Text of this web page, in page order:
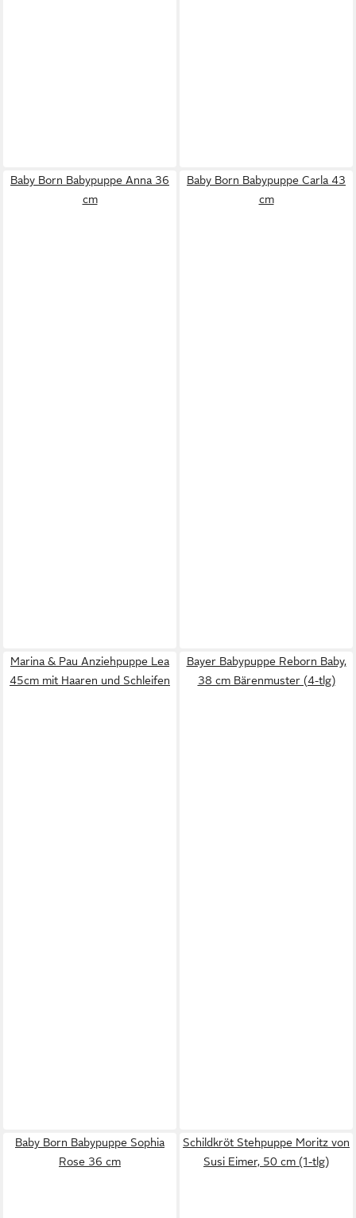
Baby Born Babypuppe Anna 36
cm
Baby Born Babypuppe Carla 43
cm
Marina & Pau Anziehpuppe Lea
45cm mit Haaren und Schleifen
Bayer Babypuppe Reborn Baby,
38 cm Bärenmuster (4-tlg)
Baby Born Babypuppe Sophia
Rose 36 cm
Schildkröt Stehpuppe Moritz von
Susi Eimer, 50 cm (1-tlg)